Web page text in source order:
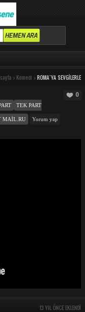
> Komedi > ROMA’YA SEVGILERLE
0
TEK PART
MAIL.RU Yorum yap
13 YIL ÖNCE EKLENDI